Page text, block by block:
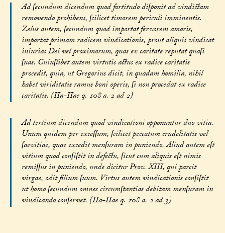
Ad ſecundum dicendum quod fortitudo diſponit ad vindictam
removendo prohibens, ſcilicet timorem periculi imminentis.
Zelus autem, ſecundum quod importat fervorem amoris,
importat primam radicem vindicationis, prout aliquis vindicat
iniurias Dei vel proximorum, quas ex caritate reputat quaſi
ſuas. Cuiuſlibet autem virtutis actus ex radice caritatis
procedit, quia, ut Gregorius dicit, in quadam homilia, nihil
habet viriditatis ramus boni operis, ſi non procedat ex radice
caritatis. (IIa-IIae q. 108 a. 2 ad 2)
Ad tertium dicendum quod vindicationi opponuntur duo vitia.
Unum quidem per exceſſum, ſcilicet peccatum crudelitatis vel
ſaevitiae, quae excedit menſuram in puniendo. Aliud autem eſt
vitium quod conſiſtit in defectu, ſicut cum aliquis eſt nimis
remiſſus in puniendo, unde dicitur Prov. XIII, qui parcit
virgae, odit filium ſuum. Virtus autem vindicationis conſiſtit
ut homo ſecundum omnes circumſtantias debitam menſuram in
vindicando conſervet. (IIa-IIae q. 108 a. 2 ad 3)